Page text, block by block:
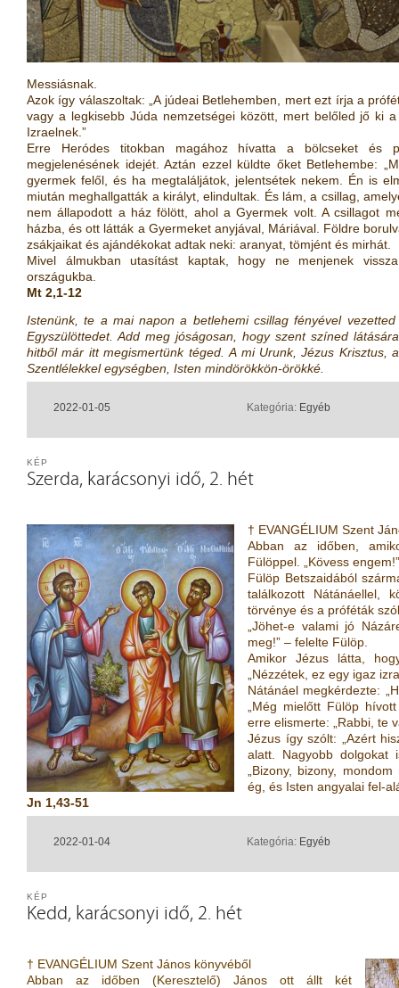
Messiásnak.
Azok így válaszoltak: „A júdeai Betlehemben, mert ezt írja a
vagy a legkisebb Júda nemzetségei között, mert belőled jő ki
Izraelnek.”
Erre Heródes titokban magához hívatta a bölcseket és
megjelenésének idejét. Aztán ezzel küldte őket Betlehembe:
gyermek felől, és ha megtaláljátok, jelentsétek nekem. Én is
miután meghallgatták a királyt, elindultak. És lám, a csillag,
nem állapodott a ház fölött, ahol a Gyermek volt. A csillagot
házba, és ott látták a Gyermeket anyjával, Máriával. Földre
zsákjaikat és ajándékokat adtak neki: aranyat, tömjént és mirhát.
Mivel álmukban utasítást kaptak, hogy ne menjenek
országukba.
Mt 2,1-12
Istenünk, te a mai napon a betlehemi csillag fényével
Egyszülöttedet. Add meg jóságosan, hogy szent színed
hitből már itt megismertünk téged. A mi Urunk, Jézus Krisztus,
Szentlélekkel egységben, Isten mindörökkön-örökké.
2022-01-05 Kategória: Egyéb
Szerda, karácsonyi idő, 2. hét
KÉP
† EVANGÉLIUM Szent
Abban az időben,
Fülöppel. „Kövess
Fülöp Betszaidából
találkozott Nátánáellel,
törvénye és a próféták
„Jöhet-e valami jó
meg!” – felelte Fülöp.
Amikor Jézus látta,
„Nézzétek, ez egy igaz
Nátánáel megkérdezte:
„Még mielőtt Fülöp
erre elismerte: „Rabbi, te
Jézus így szólt: „Azért
alatt. Nagyobb dolgokat
„Bizony, bizony,
ég, és Isten angyalai fel-
Jn 1,43-51
2022-01-04 Kategória: Egyéb
Kedd, karácsonyi idő, 2. hét
KÉP
† EVANGÉLIUM Szent János könyvéből
Abban az időben (Keresztelő) János ott állt két